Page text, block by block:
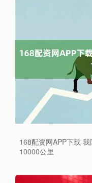
168配资网APP下载
10000公里